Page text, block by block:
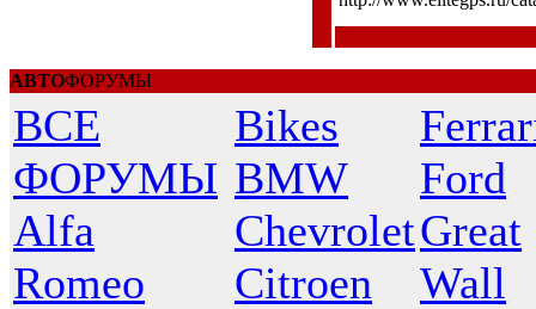
АВТОФОРУМЫ
ВСЕ
ФОРУМЫ
Alfa
Romeo
Bikes
BMW
Chevrolet
Citroen
Ford
Great
Wall